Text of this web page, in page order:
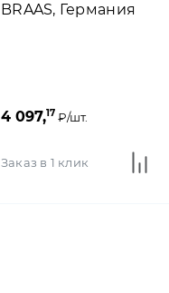
BRAAS, Германия
4 097,17 ₽/шт.
Заказ в 1 клик